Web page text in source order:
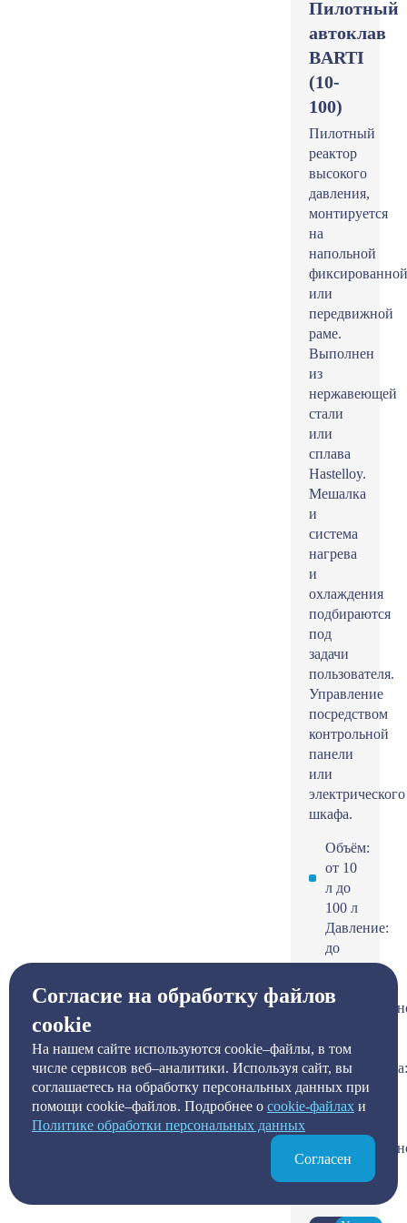
Пилотный
автоклав
BARTI
(10-
100)
Пилотный
реактор
высокого
давления,
монтируется
на
напольной
фиксированной
или
передвижной
раме.
Выполнен
из
нержавеющей
стали
или
сплава
Hastelloy.
Мешалка
и
система
нагрева
и
охлаждения
подбираются
под
задачи
пользователя.
Управление
посредством
контрольной
панели
или
электрического
шкафа.
Объём:
от 10
л до
100 л
Давление:
до
250
400)
Температура:
от -80
до
до
Согласие на обработку файлов
cookie
На нашем сайте используются cookie–файлы, в том
числе сервисов веб–аналитики. Используя сайт, вы
соглашаетесь на обработку персональных данных при
помощи cookie–файлов. Подробнее о сookie-файлах и
Политике обработки персональных данных
Согласен